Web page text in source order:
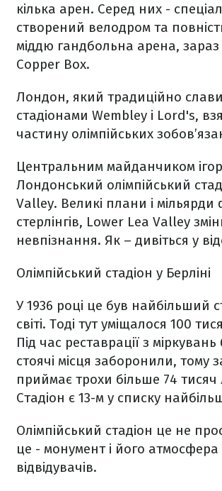
кілька арен. Серед них -
створений велодром та
міддю гандбольна арена, зараз
Copper Box.
Лондон, який традиційно
стадіонами Wembley і Lord's,
частину олімпійських
Центральним майданчиком
Лондонський олімпійський
Valley. Великі плани і мільярди
стерлінгів, Lower Lea Valley
невпізнання. Як – дивіться у
Олімпійський стадіон у Берліні
У 1936 році це був найбільший
світі. Тоді тут уміщалося 100
Під час реставрації з
стоячі місця заборонили, тому
приймає трохи більше 74
Стадіон є 13-м у списку
Олімпійський стадіон це не
це - монумент і його
відвідувачів.